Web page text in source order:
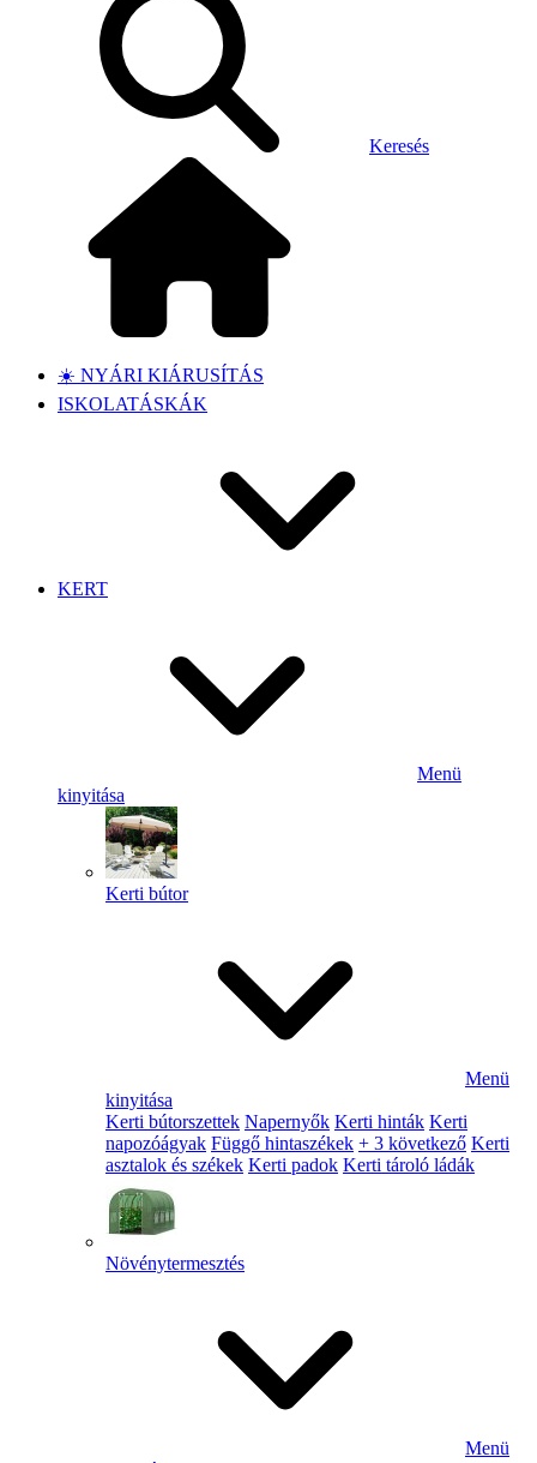
Keresés
☀️ NYÁRI KIÁRUSÍTÁS
ISKOLATÁSKÁK
KERT
Menü
kinyitása
Kerti bútor
Menü
kinyitása
Kerti bútorszettek Napernyők Kerti hinták Kerti
napozóágyak Függő hintaszékek + 3 következő Kerti
asztalok és székek Kerti padok Kerti tároló ládák
Növénytermesztés
Menü